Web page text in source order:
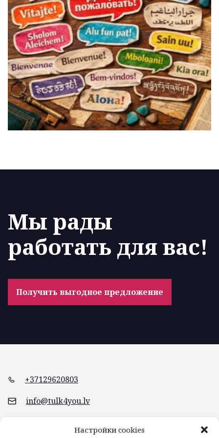
Настройки cookies
Мы рады
работать для вас!
Получить выгодное предложение
+37129620803
info@tulk4you.lv